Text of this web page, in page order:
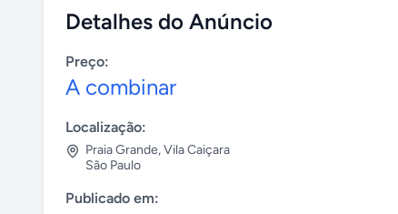
Detalhes do Anúncio
Preço:
A combinar
Localização:
Praia Grande,Vila Caiçara
São Paulo
Publicado em: